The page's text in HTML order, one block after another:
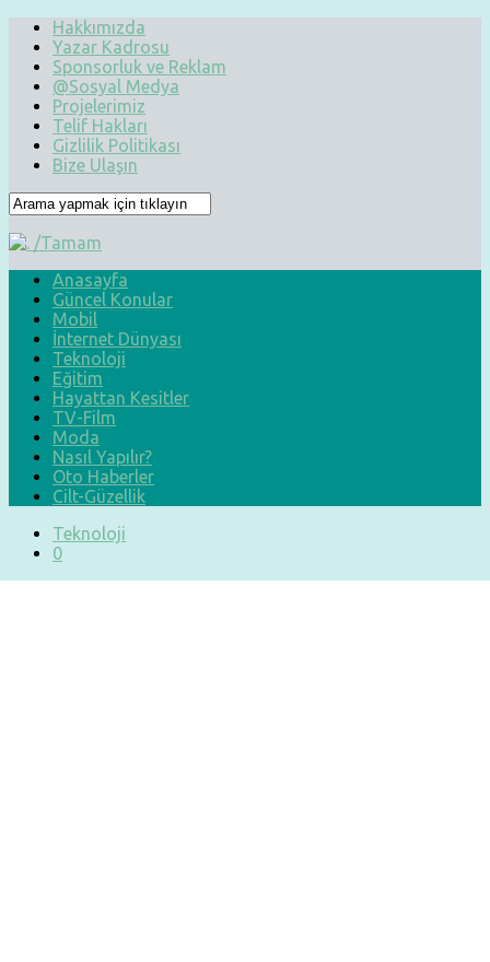
Hakkımızda
Yazar Kadrosu
Sponsorluk ve Reklam
@Sosyal Medya
Projelerimiz
Telif Hakları
Gizlilik Politikası
Bize Ulaşın
Anasayfa
Güncel Konular
Mobil
İnternet Dünyası
Teknoloji
Eğitim
Hayattan Kesitler
TV-Film
Moda
Nasıl Yapılır?
Oto Haberler
Cilt-Güzellik
Teknoloji
0